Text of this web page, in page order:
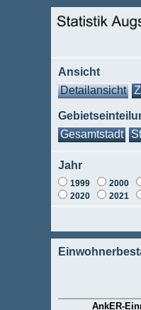
Ansicht
Detailansicht
Gesamtstadt
Jahr
1999 2000
2020
2021
AnkER-